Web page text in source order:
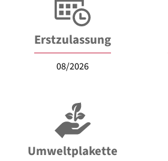
Erstzulassung
08/2026
Umweltplakette